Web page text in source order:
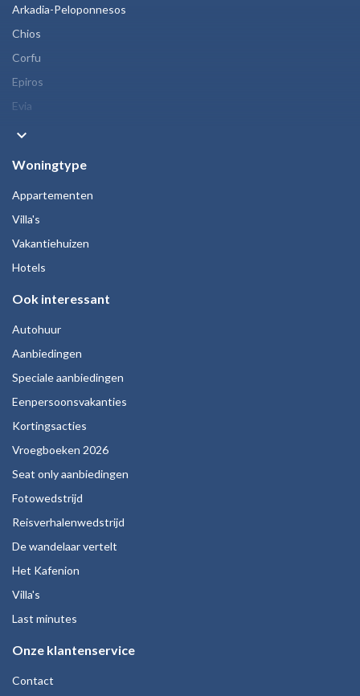
Arkadia-Peloponnesos
Chios
Corfu
Epiros
Evia
keyboard_arrow_down
Woningtype
Appartementen
Villa's
Vakantiehuizen
Hotels
Ook interessant
Autohuur
Aanbiedingen
Speciale aanbiedingen
Eenpersoonsvakanties
Kortingsacties
Vroegboeken 2026
Seat only aanbiedingen
Fotowedstrijd
Reisverhalenwedstrijd
De wandelaar vertelt
Het Kafenion
Villa's
Last minutes
Onze klantenservice
Contact